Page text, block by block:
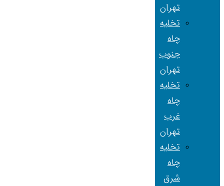
تهران
تخلیه
چاه
جنوب
تهران
تخلیه
چاه
غرب
تهران
تخلیه
چاه
شرق